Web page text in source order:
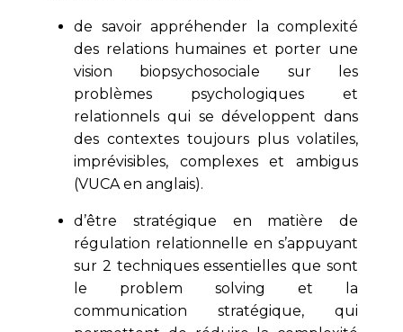
de savoir appréhender la complexité
des relations humaines et porter une
vision biopsychosociale sur les
problèmes psychologiques et
relationnels qui se développent dans
des contextes toujours plus volatiles,
imprévisibles, complexes et ambigus
(VUCA en anglais).
d’être stratégique en matière de
régulation relationnelle en s’appuyant
sur 2 techniques essentielles que sont
le problem solving et la
communication stratégique, qui